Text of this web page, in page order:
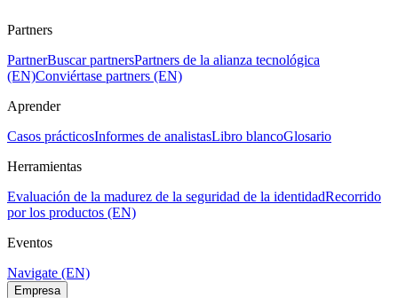
Partners
PartnerBuscar partnersPartners de la alianza tecnológica
(EN)Conviértase partners (EN)
Aprender
Casos prácticosInformes de analistasLibro blancoGlosario
Herramientas
Evaluación de la madurez de la seguridad de la identidadRecorrido
por los productos (EN)
Eventos
Navigate (EN)
Empresa